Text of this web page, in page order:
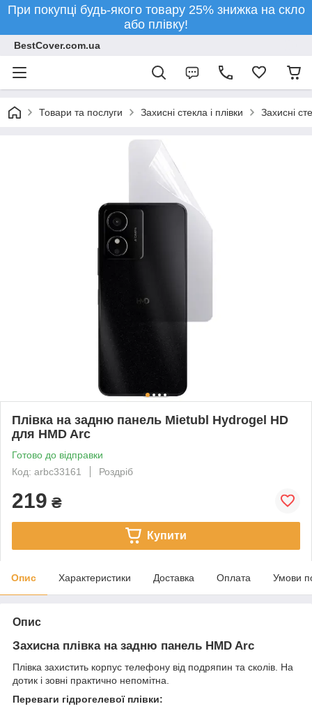
При покупці будь-якого товару 25% знижка на скло
або плівку!
BestCover.com.ua
Товари та послуги Захисні стекла і плівки Захисні
Плівка на задню панель Mietubl Hydrogel HD
для HMD Arc
Готово до відправки
Код: arbc33161
Роздріб
219 ₴
Купити
Опис Характеристики Доставка Оплата Умови
Опис
Захисна плівка на задню панель HMD Arc
Плівка захистить корпус телефону від подряпин та сколів. На
дотик і зовні практично непомітна.
Переваги гідрогелевої плівки: